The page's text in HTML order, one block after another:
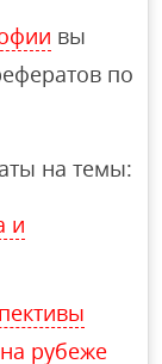
вы
по
на темы:
и
рубеже